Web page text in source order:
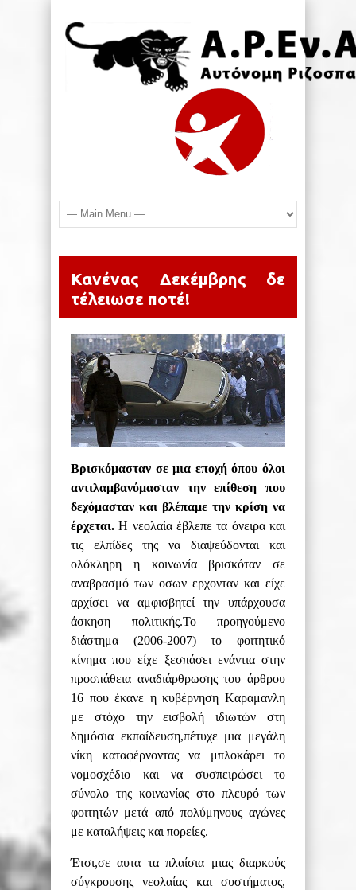
Κανένας Δεκέμβρης δε
τέλειωσε ποτέ!
Βρισκόμασταν σε μια εποχή όπου όλοι
αντιλαμβανόμασταν την επίθεση που
δεχόμασταν και βλέπαμε την κρίση να
έρχεται.Η νεολαία έβλεπε τα όνειρα και
τις ελπίδες της να διαψεύδονται και
ολόκληρη η κοινωνία βρισκόταν σε
αναβρασμό των οσων ερχονταν και είχε
αρχίσει να αμφισβητεί την υπάρχουσα
άσκηση πολιτικής.Το προηγούμενο
διάστημα (2006-2007) το φοιτητικό
κίνημα που είχε ξεσπάσει ενάντια στην
προσπάθεια αναδιάρθρωσης του άρθρου
16 που έκανε η κυβέρνηση Καραμανλη
με στόχο την εισβολή ιδιωτών στη
δημόσια εκπαίδευση,πέτυχε μια μεγάλη
νίκη καταφέρνοντας να μπλοκάρει το
νομοσχέδιο και να συσπειρώσει το
σύνολο της κοινωνίας στο πλευρό των
φοιτητών μετά από πολύμηνους αγώνες
με καταλήψεις και πορείες.
Έτσι,σε αυτα τα πλαίσια μιας διαρκούς
σύγκρουσηςνεολαίας και συστήματος,